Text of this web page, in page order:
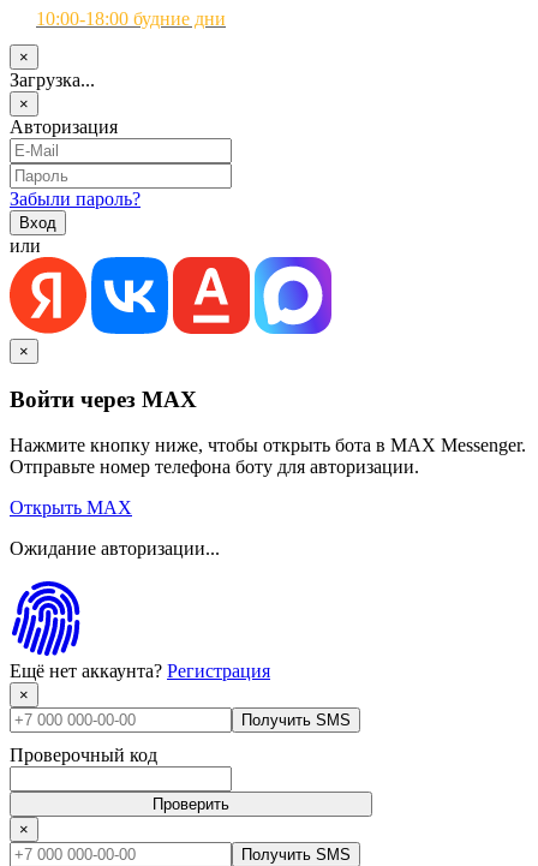
10:00-18:00 будние дни
×
Загрузка...
×
Авторизация
Забыли пароль?
или
×
Войти через MAX
Нажмите кнопку ниже, чтобы открыть бота в MAX Messenger.
Отправьте номер телефона боту для авторизации.
Открыть MAX
Ожидание авторизации...
Ещё нет аккаунта? Регистрация
×
Получить SMS
Проверочный код
Проверить
×
Получить SMS